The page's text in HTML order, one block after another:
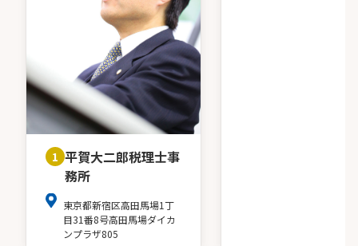
1 平賀大二郎税理士事
務所
東京都新宿区高田馬場1丁
目31番8号高田馬場ダイカ
ンプラザ805